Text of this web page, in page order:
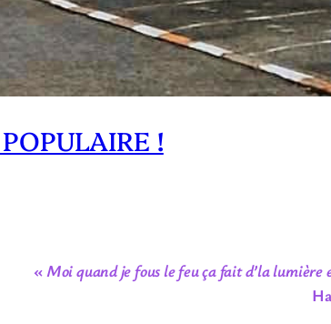
!
«Moi quand je fous le feu ça fait d’la lumière